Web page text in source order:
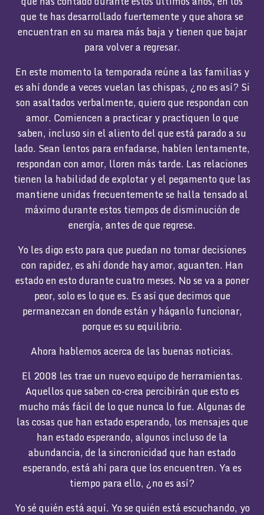
que te has desarrollado fuertemente y que ahora se
encuentran en su marea más baja y tienen que bajar
para volver a regresar.
En este momento la temporada reúne a las familias y
es ahí donde a veces vuelan las chispas, ¿no es así? Si
son asaltados verbalmente, quiero que respondan con
amor. Comiencen a practicar y practiquen lo que
saben, incluso sin el aliento del que está parado a su
lado. Sean lentos para enfadarse, hablen lentamente,
respondan con amor, lloren más tarde. Las relaciones
tienen la habilidad de explotar y el pegamento que las
mantiene unidas frecuentemente se halla tensado al
máximo durante estos tiempos de disminución de
energía, antes de que regrese.
Yo les digo esto para que puedan no tomar decisiones
con rapidez, es ahí donde hay amor, aguanten. Han
estado en esto durante cuatro meses. No se va a poner
peor, solo es lo que es. Es así que decimos que
permanezcan en donde están y háganlo funcionar,
porque es su equilibrio.
Ahora hablemos acerca de las buenas noticias.
El 2008 les trae un nuevo equipo de herramientas.
Aquellos que saben co-crea percibirán que esto es
mucho más fácil de lo que nunca lo fue. Algunas de
las cosas que han estado esperando, los mensajes que
han estado esperando, algunos incluso de la
abundancia, de la sincronicidad que han estado
esperando, está ahí para que los encuentren. Ya es
tiempo para ello, ¿no es así?
Yo sé quién está aquí. Yo se quién está escuchando, yo